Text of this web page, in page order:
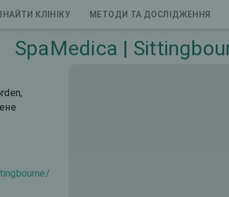
КЛІНІКУ МЕТОДИ ТА ДОСЛІДЖЕННЯ
SpaMedica |